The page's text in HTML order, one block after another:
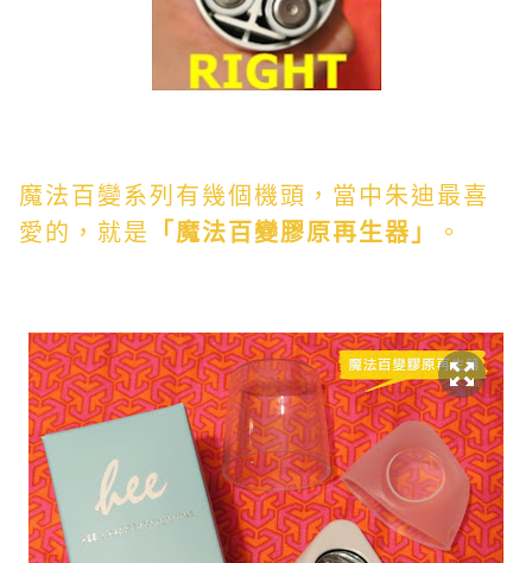
魔法百變系列有幾個機頭，當中朱迪最喜
愛的，就是
「魔法百變膠原再生器」 。